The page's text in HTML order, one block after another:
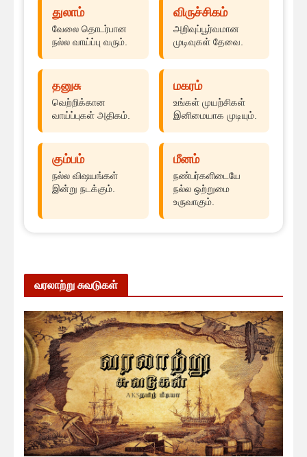
துலாம்
வேலை தொடர்பான
நல்ல வாய்ப்பு வரும்.
விருச்சிகம்
அறிவுப்பூர்வமான
முடிவுகள் தேவை.
தனுசு
வெற்றிக்கான
வாய்ப்புகள் அதிகம்.
மகரம்
உங்கள் முயற்சிகள்
இனிமையாக முடியும்.
கும்பம்
நல்ல விஷயங்கள்
இன்று நடக்கும்.
மீனம்
நண்பர்களிடையே
நல்ல ஒற்றுமை
உருவாகும்.
வரலாற்று சுவடுகள்